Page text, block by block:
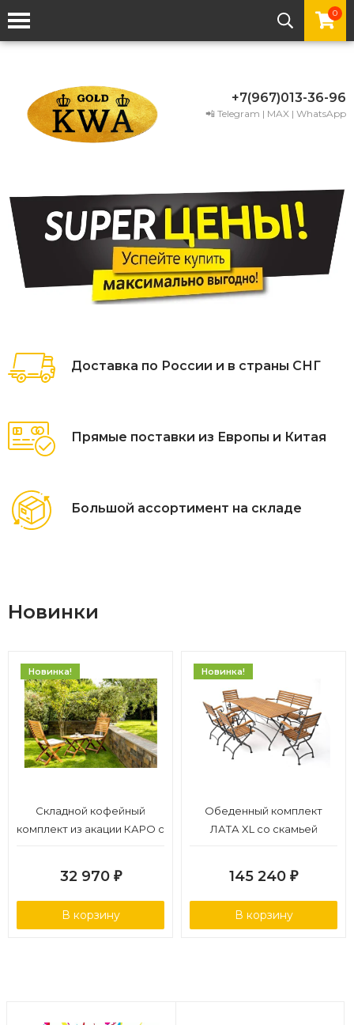
0
+7(967)013-36-96
📲 Telegram | MAX | WhatsApp
Доставка по России и в страны СНГ
Прямые поставки из Европы и Китая
Большой ассортимент на складе
Новинки
Новинка!
Складной кофейный
комплект из акации КАРО с
32 970 ₽
В корзину
Новинка!
Обеденный комплект
ЛАТА XL со скамьей
145 240 ₽
В корзину